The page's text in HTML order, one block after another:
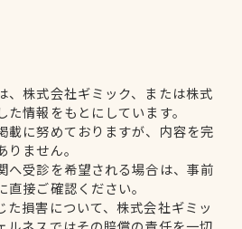
、株式会社ギミック、または株式
情報をもとにしています。
載に努めておりますが、内容を完
ません。
へ受診を希望される場合は、事前
接ご確認ください。
た損害について、株式会社ギミッ